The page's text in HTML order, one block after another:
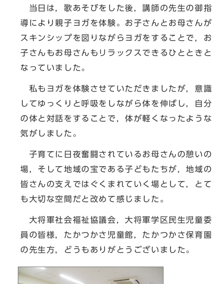
当日は，歌あそびをした後，講師の先生の御指
導により親子ヨガを体験。お子さんとお母さんが
スキンシップを図りながらヨガをすることで，お
子さんもお母さんもリラックスできるひとときと
なっていました。
私もヨガを体験させていただきましたが，意識
してゆっくりと呼吸をしながら体を伸ばし，自分
の体と対話をすることで，体が軽くなったような
気がしました。
子育てに日夜奮闘されているお母さんの憩いの
場，そして地域の宝である子どもたちが，地域の
皆さんの支えではぐくまれていく場として，とて
も大切な空間だと改めて感じました。
大将軍社会福祉協議会，大将軍学区民生児童委
員の皆様，たかつかさ児童館，たかつかさ保育園
の先生方，どうもありがとうございました。